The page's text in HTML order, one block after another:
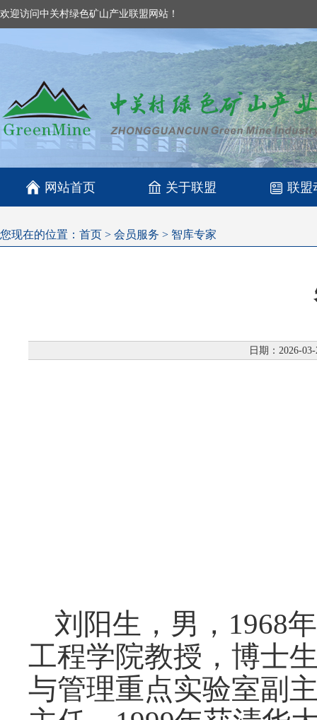
欢迎访问中关村绿色矿山产业联盟网站！
 网站首页 关于联盟 联盟
您现在的位置： 首页 > 会员服务 > 智库专家
日期：2026-
刘阳生，男， 1968年
工程学院教授，博士
与管理重点实验室副